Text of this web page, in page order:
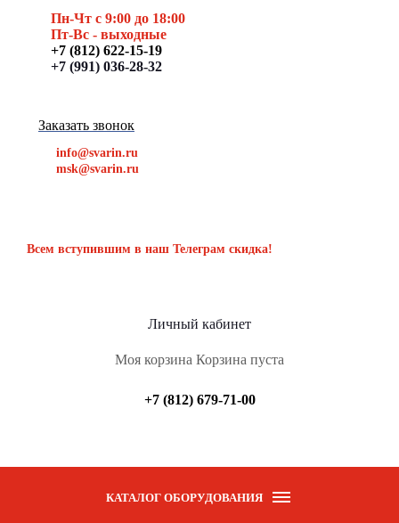
Пн-Чт с 9:00 до 18:00
Пт-Вс - выходные
+7 (812) 622-15-19
+7 (991) 036-28-32
Заказать звонок
info@svarin.ru
msk@svarin.ru
Всем вступившим в наш Телеграм скидка!
Личный кабинет
Моя корзина Корзина пуста
+7 (812) 679-71-00
КАТАЛОГ ОБОРУДОВАНИЯ